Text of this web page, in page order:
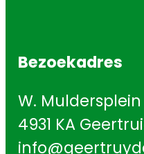
Bezoekadres
W. Muldersplein
4931 KA